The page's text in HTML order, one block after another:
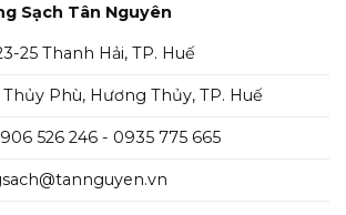
Sạch Tân Nguyên
25 Thanh Hải, TP. Huế
Thủy Phù, Hương Thủy, TP. Huế
526 246 - 0935 775 665